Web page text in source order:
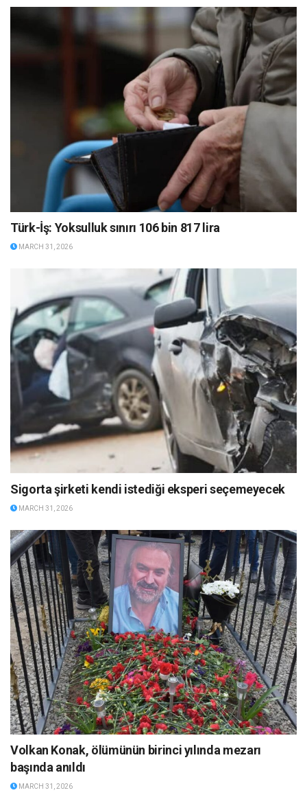
Türk-İş: Yoksulluk sınırı 106 bin 817 lira
MARCH 31, 2026
Sigorta şirketi kendi istediği eksperi seçemeyecek
MARCH 31, 2026
Volkan Konak, ölümünün birinci yılında mezarı
başında anıldı
MARCH 31, 2026